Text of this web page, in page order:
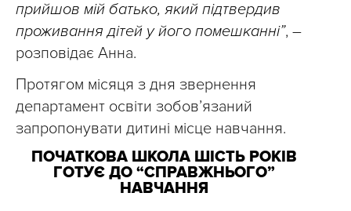
прийшов мій батько, який підтвердив
проживання дітей у його помешканні”, –
розповідає Анна.
Протягом місяця з дня звернення
департамент освіти зобов’язаний
запропонувати дитині місце навчання.
ПОЧАТКОВА ШКОЛА ШІСТЬ РОКІВ
ГОТУЄ ДО “СПРАВЖНЬОГО”
НАВЧАННЯ